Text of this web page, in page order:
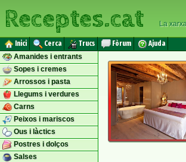
Receptes.cat La xarxa
Inici Cerca Trucs Fòrum Ajuda
Amanides i entrants
Sopes i cremes
Arrossos i pasta
Llegums i verdures
Carns
Peixos i mariscos
Ous i làctics
Postres i dolços
Salses